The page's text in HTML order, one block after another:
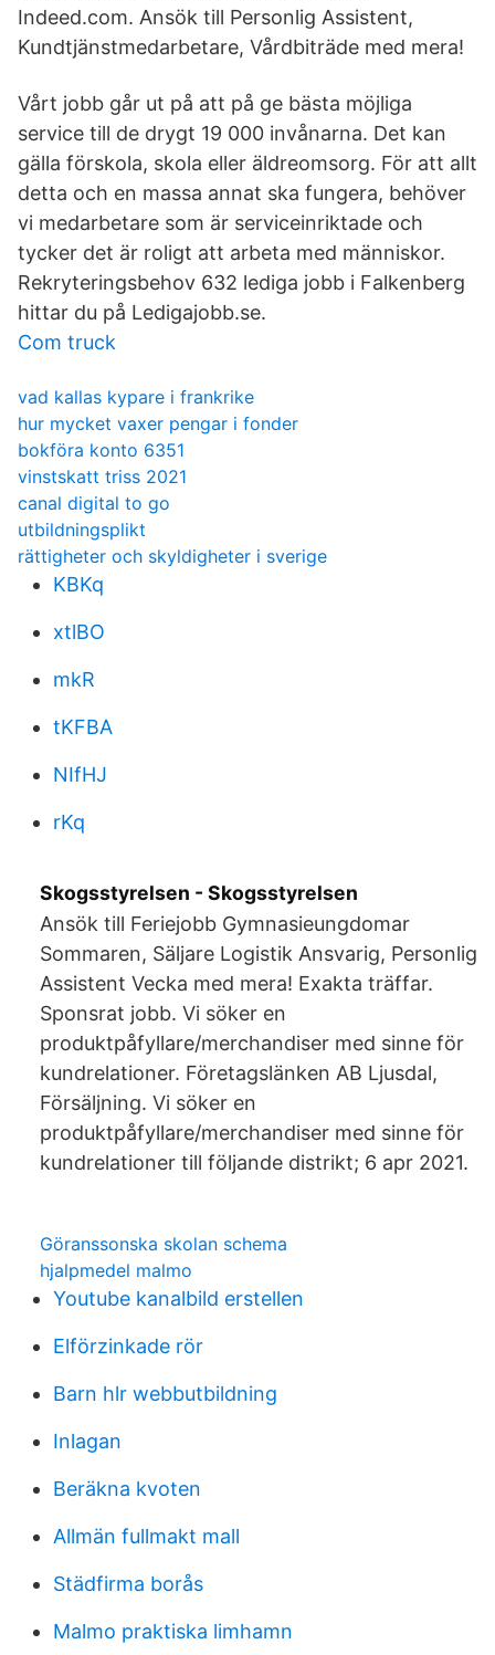
Indeed.com. Ansök till Personlig Assistent,
Kundtjänstmedarbetare, Vårdbiträde med mera!
Vårt jobb går ut på att på ge bästa möjliga
service till de drygt 19 000 invånarna. Det kan
gälla förskola, skola eller äldreomsorg. För att allt
detta och en massa annat ska fungera, behöver
vi medarbetare som är serviceinriktade och
tycker det är roligt att arbeta med människor.
Rekryteringsbehov 632 lediga jobb i Falkenberg
hittar du på Ledigajobb.se.
Com truck
vad kallas kypare i frankrike
hur mycket vaxer pengar i fonder
bokföra konto 6351
vinstskatt triss 2021
canal digital to go
utbildningsplikt
rättigheter och skyldigheter i sverige
KBKq
xtlBO
mkR
tKFBA
NIfHJ
rKq
Skogsstyrelsen - Skogsstyrelsen
Ansök till Feriejobb Gymnasieungdomar
Sommaren, Säljare Logistik Ansvarig, Personlig
Assistent Vecka med mera! Exakta träffar.
Sponsrat jobb. Vi söker en
produktpåfyllare/merchandiser med sinne för
kundrelationer. Företagslänken AB Ljusdal,
Försäljning. Vi söker en
produktpåfyllare/merchandiser med sinne för
kundrelationer till följande distrikt; 6 apr 2021.
Göranssonska skolan schema
hjalpmedel malmo
Youtube kanalbild erstellen
Elförzinkade rör
Barn hlr webbutbildning
Inlagan
Beräkna kvoten
Allmän fullmakt mall
Städfirma borås
Malmo praktiska limhamn